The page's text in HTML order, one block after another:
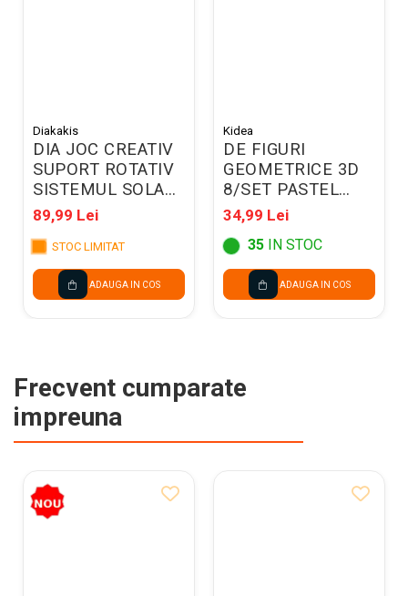
Diakakis
DIA JOC CREATIV
SUPORT ROTATIV
SISTEMUL SOLAR
21*7.5*24.5CM
LUNA 621966
89,99 Lei
STOC LIMITAT
ADAUGA IN COS
Kidea
DE FIGURI
GEOMETRICE 3D
8/SET PASTEL
KIDEA M3DFGAKA
34,99 Lei
35 IN STOC
ADAUGA IN COS
Frecvent cumparate
impreuna